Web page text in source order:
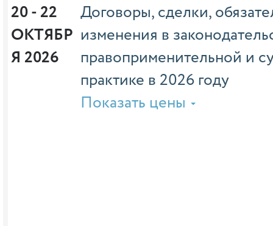
20 - 22
ОКТЯБР
Я 2026
Договоры, сделки,
изменения в
правоприменительной и
практике в 2026 году
Показать цены